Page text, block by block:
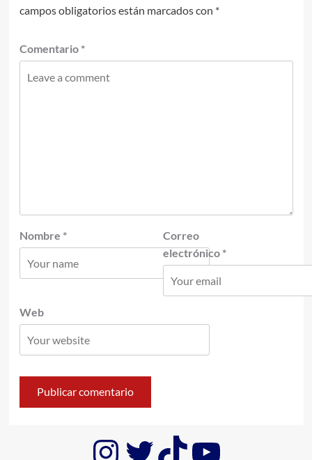
campos obligatorios están marcados con *
Comentario *
Nombre *
Correo
electrónico *
Web
Instagram
Twitter
TikTok